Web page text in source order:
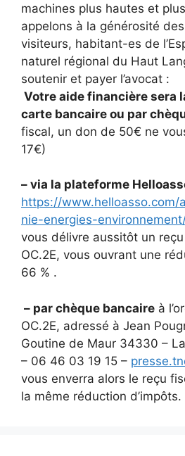
machines plus hautes et
appelons à la générosité
visiteurs, habitant-es de
naturel régional du Haut
soutenir et payer l’avocat :
Votre aide financière sera
carte bancaire ou par
fiscal, un don de 50€ ne
17€)
– via la plateforme
https://www.helloasso.com/
nie-energies-
vous délivre aussitôt un
OC.2E, vous ouvrant une
66 % .
– par chèque bancaire à
OC.2E, adressé à Jean
Goutine de Maur 34330 –
– 06 46 03 19 15 –
vous enverra alors le reçu
la même réduction d’impôts.